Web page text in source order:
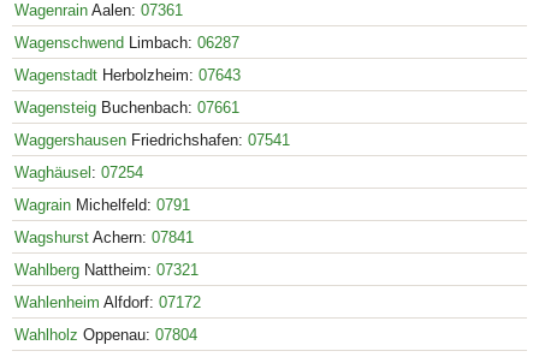
Wagenrain Aalen: 07361
Wagenschwend Limbach: 06287
Wagenstadt Herbolzheim: 07643
Wagensteig Buchenbach: 07661
Waggershausen Friedrichshafen: 07541
Waghäusel : 07254
Wagrain Michelfeld: 0791
Wagshurst Achern: 07841
Wahlberg Nattheim: 07321
Wahlenheim Alfdorf: 07172
Wahlholz Oppenau: 07804